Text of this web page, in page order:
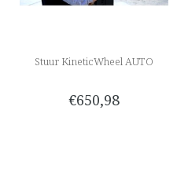
Stuur KineticWheel AUTO
€650,98